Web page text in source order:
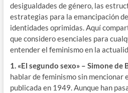
desigualdades de género, las
estrategias para la emancipación
identidades oprimidas. Aquí
que considero esenciales para
entender el feminismo en la
1. «El segundo sexo» – Simone de
hablar de feminismo sin mencionar
publicada en 1949. Aunque han